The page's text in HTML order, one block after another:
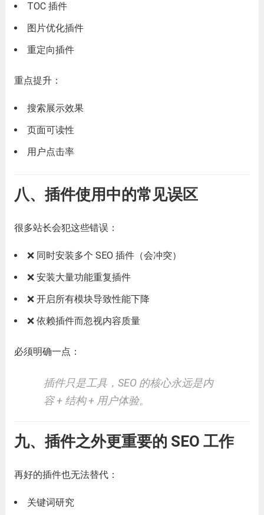
TOC 插件
图片优化插件
重定向插件
重点提升：
搜索展示效果
页面可读性
用户点击率
八、插件使用中的常见误区
很多站长会犯这些错误：
❌ 同时安装多个 SEO 插件（会冲突）
❌ 安装大量功能重复插件
❌ 开启所有模块导致性能下降
❌ 依赖插件而忽视内容质量
必须明确一点：
插件只是工具，SEO 的核心永远是内
容 + 结构 + 用户体验。
九、插件之外更重要的 SEO 工作
再好的插件也无法替代：
关键词研究